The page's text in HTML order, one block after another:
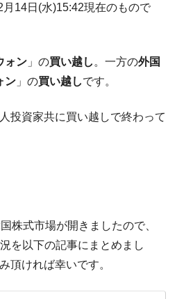
け！」「極右勢力」のプラカー
」
ら無理だってば。
「韓国レバレッジETFの清算は
年金公団』株価暴落で200兆蒸
授も登場！
大手『POSCO』ズブズブ沈む。
クーパン問題は合衆国企業に対
月14日(水)15:42現在のもので
ォン 」の買い越し 。一方の外国
ン 」の買い越しです。
投資家共に買い越しで終わって
株式市場が開きましたので、
を以下の記事にまとめまし
頂ければ幸いです。